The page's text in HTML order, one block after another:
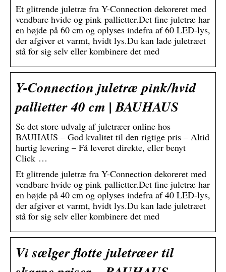
Et glitrende juletræ fra Y-Connection dekoreret med
vendbare hvide og pink pallietter.Det fine juletræ har
en højde på 60 cm og oplyses indefra af 60 LED-lys,
der afgiver et varmt, hvidt lys.Du kan lade juletræet
stå for sig selv eller kombinere det med
Y-Connection juletræ pink/hvid
pallietter 40 cm | BAUHAUS
Se det store udvalg af juletræer online hos
BAUHAUS – God kvalitet til den rigtige pris – Altid
hurtig levering – Få leveret direkte, eller benyt
Click …
Et glitrende juletræ fra Y-Connection dekoreret med
vendbare hvide og pink pallietter.Det fine juletræ har
en højde på 40 cm og oplyses indefra af 40 LED-lys,
der afgiver et varmt, hvidt lys.Du kan lade juletræet
stå for sig selv eller kombinere det med
Vi sælger flotte juletræer til